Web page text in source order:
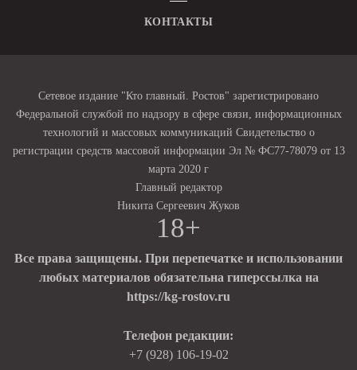
КОНТАКТЫ
Сетевое издание "Кто главный. Ростов" зарегистрировано
Федеральной службой по надзору в сфере связи, информационных
технологий и массовых коммуникаций Свидетельство о
регистрации средств массовой информации Эл № ФС77-78079 от 13
марта 2020 г
Главный редактор
Никита Сергеевич Жуков
18+
Все права защищены. При перепечатке и использовании
любых материалов обязательна гиперссылка на
https://kg-rostov.ru
Телефон редакции:
+7 (928) 106-19-02